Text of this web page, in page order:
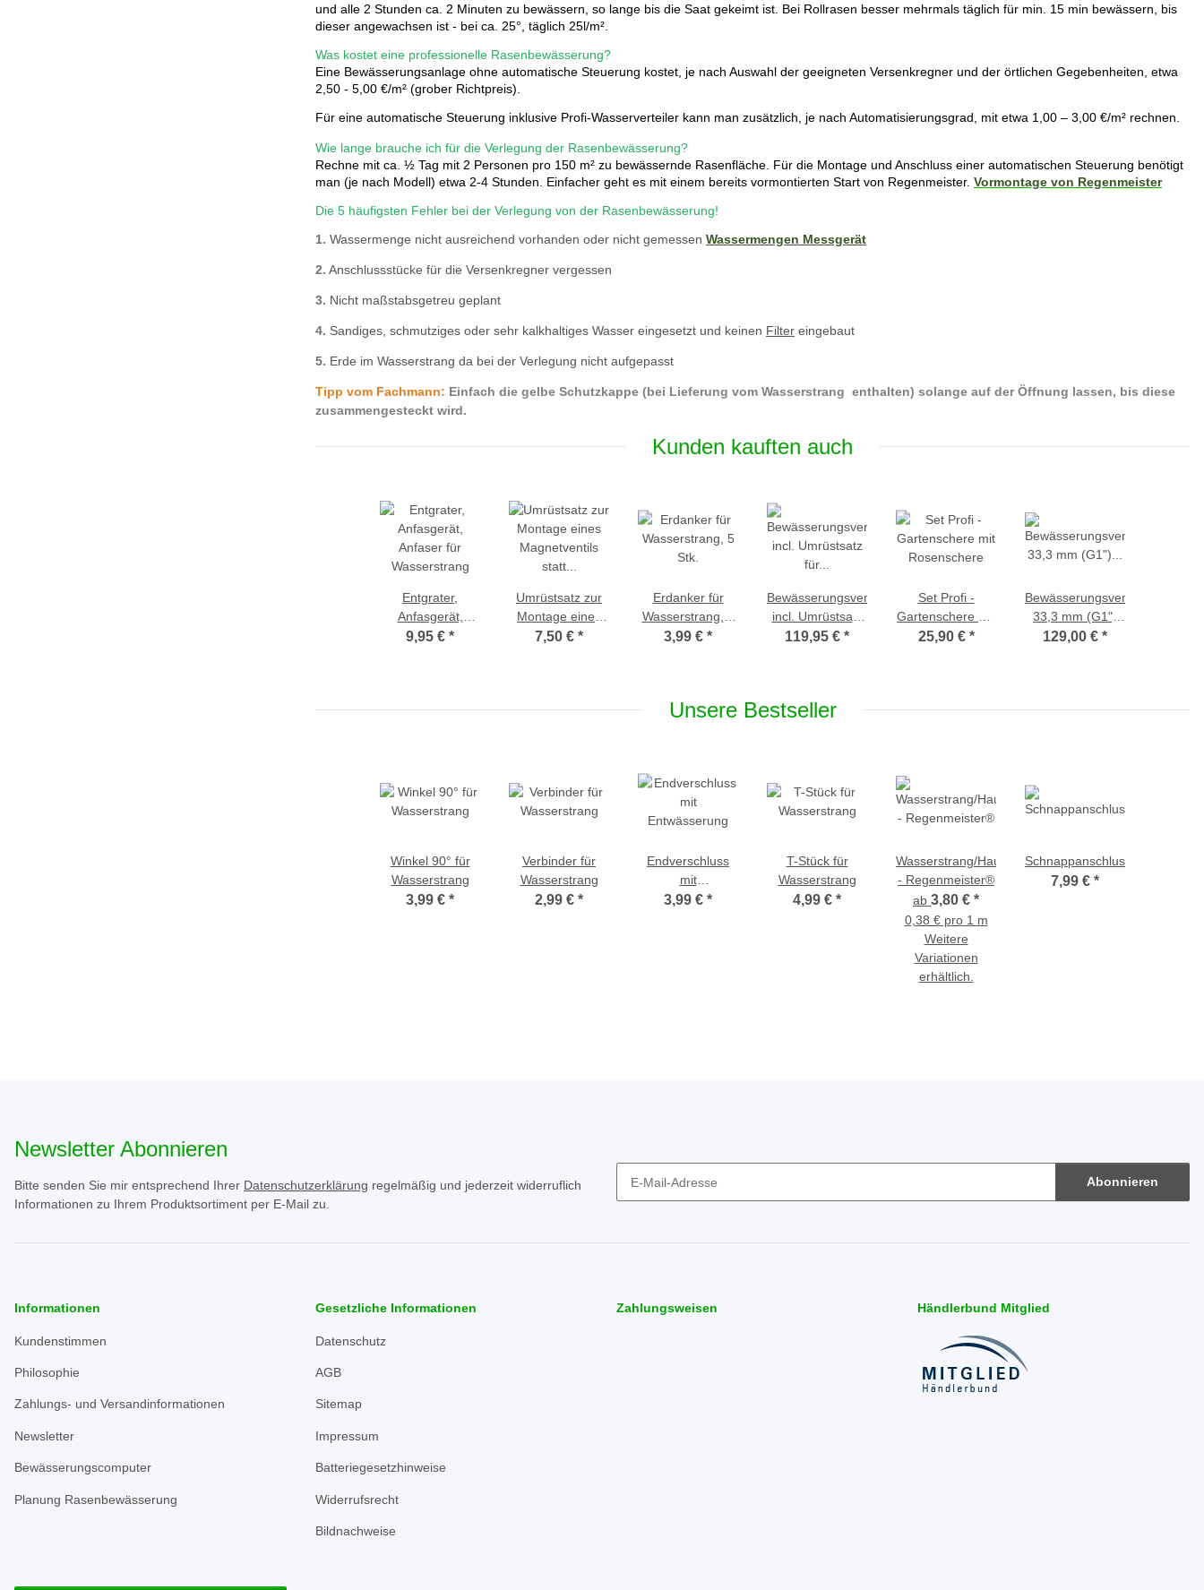
und alle 2 Stunden ca. 2 Minuten zu bewässern, so lange bis die Saat gekeimt ist. Bei Rollrasen besser mehrmals täglich für min. 15 min bewässern, bis
dieser angewachsen ist - bei ca. 25°, täglich 25l/m².
Was kostet eine professionelle Rasenbewässerung?
Eine Bewässerungsanlage ohne automatische Steuerung kostet, je nach Auswahl der geeigneten Versenkregner und der örtlichen Gegebenheiten, etwa
2,50 - 5,00 €/m² (grober Richtpreis).
Für eine automatische Steuerung inklusive Profi-Wasserverteiler kann man zusätzlich, je nach Automatisierungsgrad, mit etwa 1,00 – 3,00 €/m² rechnen.
Wie lange brauche ich für die Verlegung der Rasenbewässerung?
Rechne mit ca. ½ Tag mit 2 Personen pro 150 m² zu bewässernde Rasenfläche. Für die Montage und Anschluss einer automatischen Steuerung benötigt
man (je nach Modell) etwa 2-4 Stunden. Einfacher geht es mit einem bereits vormontierten Start von Regenmeister. Vormontage von Regenmeister
Die 5 häufigsten Fehler bei der Verlegung von der Rasenbewässerung!
1. Wassermenge nicht ausreichend vorhanden oder nicht gemessen Wassermengen Messgerät
2. Anschlussstücke für die Versenkregner vergessen
3. Nicht maßstabsgetreu geplant
4. Sandiges, schmutziges oder sehr kalkhaltiges Wasser eingesetzt und keinen Filter eingebaut
5. Erde im Wasserstrang da bei der Verlegung nicht aufgepasst
Tipp vom Fachmann: Einfach die gelbe Schutzkappe (bei Lieferung vom Wasserstrang enthalten) solange auf der Öffnung lassen, bis diese
zusammengesteckt wird.
Kunden kauften auch
Entgrater,
Anfasgerät,
Anfaser für
9,95 € *
Umrüstsatz zur
Montage eines
Magnetventils
7,50 € *
Erdanker für
Wasserstrang, 5
Stk.
3,99 € *
Bewässerungsventil
incl. Umrüstsatz
für Wasserhahn
Batteriebetrieb
119,95 € *
Set Profi -
Gartenschere mit
Rosenschere
25,90 € *
Bewässerungsventil
33,3 mm (G1")
Batteriebetrieb
129,00 € *
Unsere Bestseller
Winkel 90° für
Wasserstrang
3,99 € *
Verbinder für
Wasserstrang
2,99 € *
Endverschluss
mit
Entwässerung
3,99 € *
T-Stück für
Wasserstrang
4,99 € *
Wasserstrang/Hauptleitung
- Regenmeister®
ab 3,80 € *
0,38 € pro 1 m
Weitere
Variationen
erhältlich.
Schnappanschluss
7,99 € *
Newsletter Abonnieren
Bitte senden Sie mir entsprechend Ihrer Datenschutzerklärung regelmäßig und jederzeit widerruflich
Informationen zu Ihrem Produktsortiment per E-Mail zu.
Abonnieren
Informationen
Kundenstimmen
Philosophie
Zahlungs- und Versandinformationen
Newsletter
Bewässerungscomputer
Planung Rasenbewässerung
Gesetzliche Informationen
Datenschutz
AGB
Sitemap
Impressum
Batteriegesetzhinweise
Widerrufsrecht
Bildnachweise
Zahlungsweisen Händlerbund Mitglied